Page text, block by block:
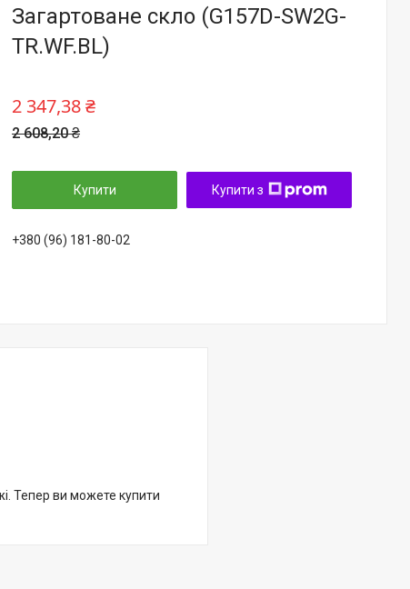
Загартоване скло (G157D-SW2G-
TR.WF.BL)
2 608,20 ₴
2 347,38 ₴
Купити Купити з
+380 (96) 181-80-02
Тепер ви можете купити